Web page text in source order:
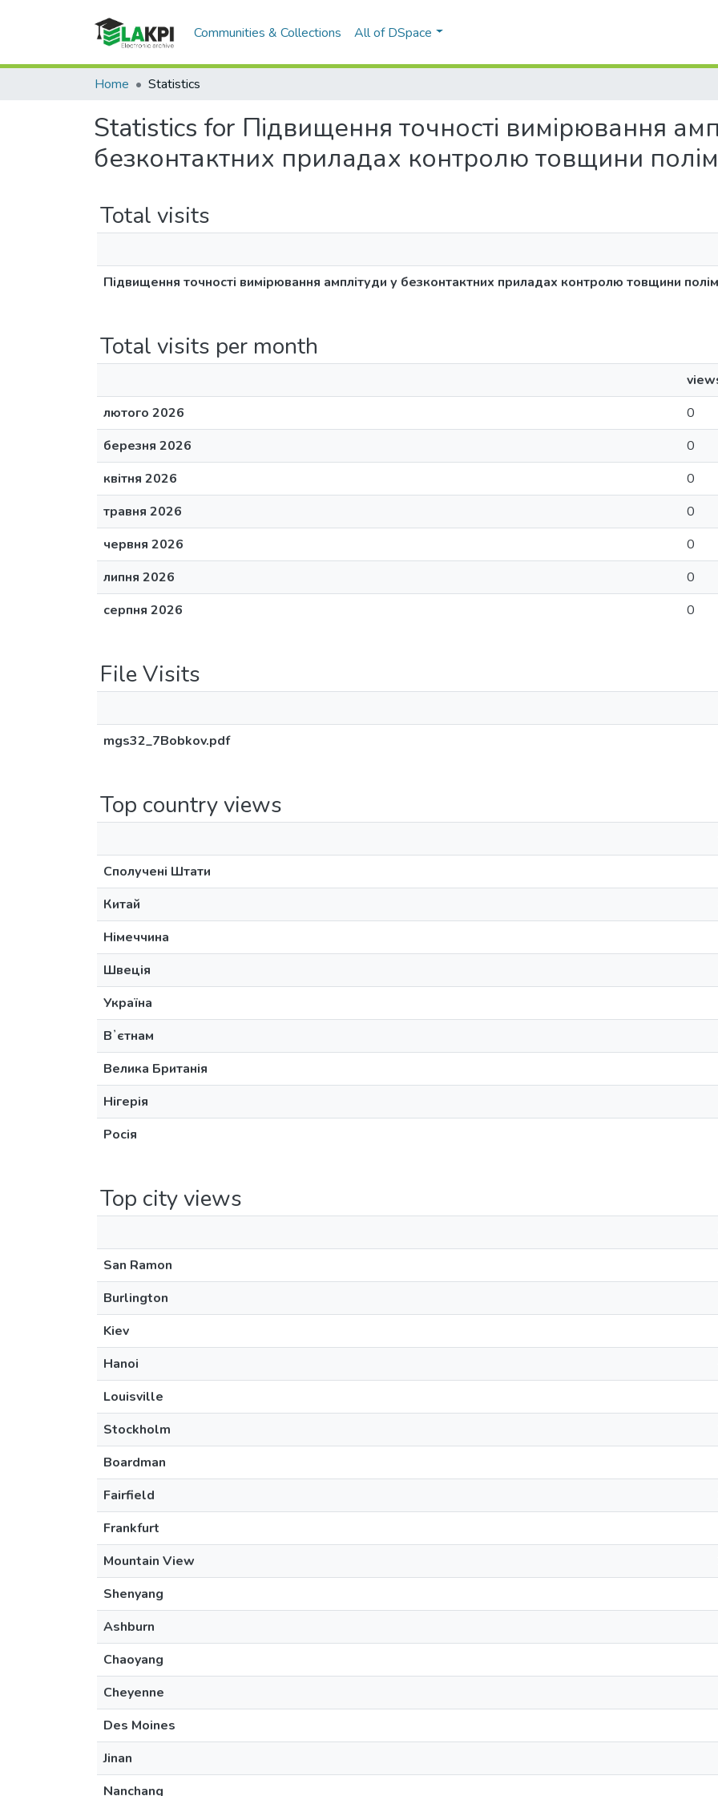
Communities & Collections All of DSpace
Home Statistics
Statistics for Підвищення точності вимірювання
безконтактних приладах контролю товщини
Total visits
Підвищення точності вимірювання амплітуди у безконтактних приладах контролю товщини
Total visits per month
лютого 2026
0
березня 2026
0
квітня 2026
0
травня 2026
0
червня 2026
0
липня 2026
0
серпня 2026
0
File Visits
mgs32_7Bobkov.pdf
Top country views
Сполучені Штати
Китай
Німеччина
Швеція
Україна
Вʼєтнам
Велика Британія
Нігерія
Росія
Top city views
San Ramon
Burlington
Kiev
Hanoi
Louisville
Stockholm
Boardman
Fairfield
Frankfurt
Mountain View
Shenyang
Ashburn
Chaoyang
Cheyenne
Des Moines
Jinan
Nanchang